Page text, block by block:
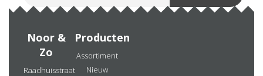
Noor &
Zo
Raadhuisstraat
Producten
Assortiment
Nieuw